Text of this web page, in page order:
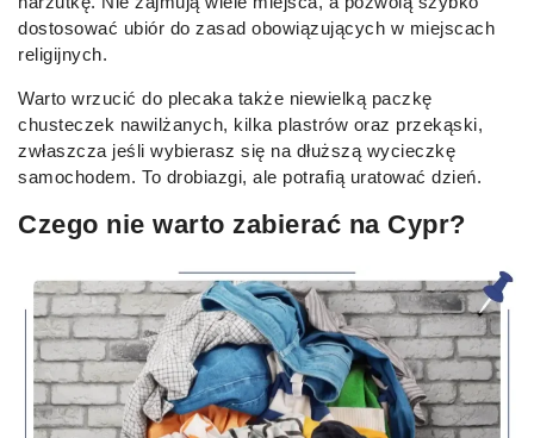
dostosować ubiór do zasad obowiązujących w miejscach
religijnych.
Warto wrzucić do plecaka także niewielką paczkę
chusteczek nawilżanych, kilka plastrów oraz przekąski,
zwłaszcza jeśli wybierasz się na dłuższą wycieczkę
samochodem. To drobiazgi, ale potrafią uratować dzień.
Czego nie warto zabierać na Cypr?